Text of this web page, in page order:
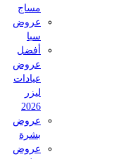
مساج
عروض
أفضل
عروض
عيادات
عروض
بشرة
عروض